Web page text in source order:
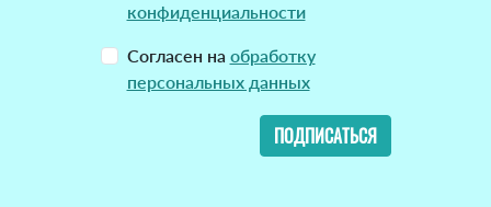
конфиденциальности
Согласен на обработку
персональных данных
ПОДПИСАТЬСЯ